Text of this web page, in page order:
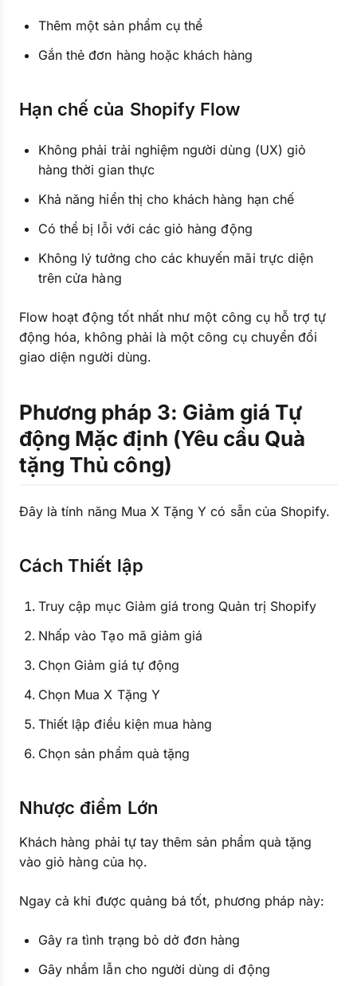
Thêm một sản phẩm cụ thể
Gắn thẻ đơn hàng hoặc khách hàng
Hạn chế của Shopify Flow
Không phải trải nghiệm người dùng (UX) giỏ
hàng thời gian thực
Khả năng hiển thị cho khách hàng hạn chế
Có thể bị lỗi với các giỏ hàng động
Không lý tưởng cho các khuyến mãi trực diện
trên cửa hàng
Flow hoạt động tốt nhất như một công cụ hỗ trợ tự
động hóa, không phải là một công cụ chuyển đổi
giao diện người dùng.
Phương pháp 3: Giảm giá Tự
động Mặc định (Yêu cầu Quà
tặng Thủ công)
Đây là tính năng Mua X Tặng Y có sẵn của Shopify.
Cách Thiết lập
Truy cập mục Giảm giá trong Quản trị Shopify
Nhấp vào Tạo mã giảm giá
Chọn Giảm giá tự động
Chọn Mua X Tặng Y
Thiết lập điều kiện mua hàng
Chọn sản phẩm quà tặng
Nhược điểm Lớn
Khách hàng phải tự tay thêm sản phẩm quà tặng
vào giỏ hàng của họ.
Ngay cả khi được quảng bá tốt, phương pháp này:
Gây ra tình trạng bỏ dở đơn hàng
Gây nhầm lẫn cho người dùng di động